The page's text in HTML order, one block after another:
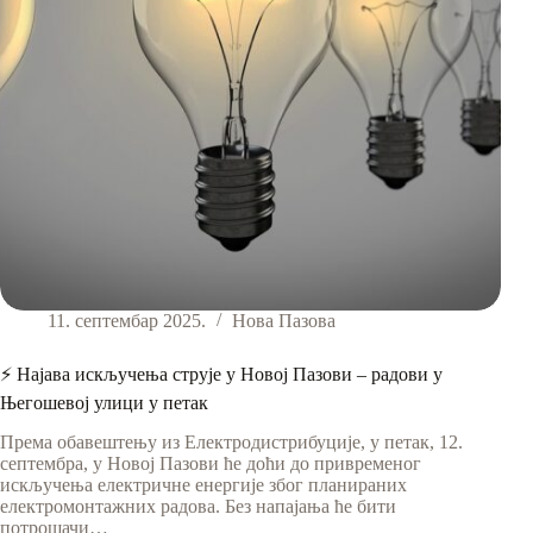
11. септембар 2025. Нова Пазова
⚡ Најава искључења струје у Новој Пазови – радови у
Његошевој улици у петак
Према обавештењу из Електродистрибуције, у петак, 12.
септембра, у Новој Пазови ће доћи до привременог
искључења електричне енергије због планираних
електромонтажних радова. Без напајања ће бити
потрошачи…